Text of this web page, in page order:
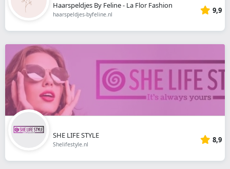
Haarspeldjes By Feline - La Flor Fashion
haarspeldjes-byfeline.nl 9,9
SHE LIFE STYLE
Shelifestyle.nl 8,9